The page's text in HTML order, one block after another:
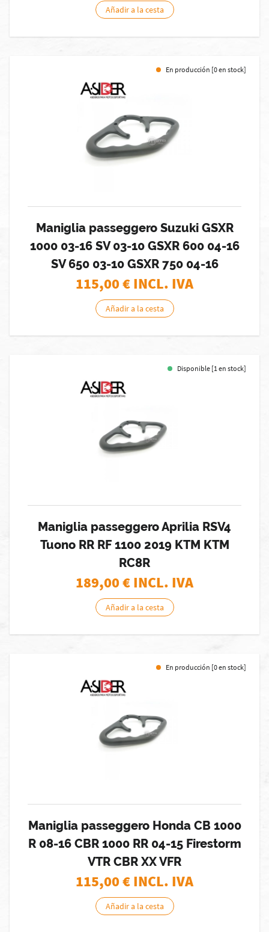
Añadir a la cesta
En producción [0 en stock]
Maniglia passeggero Suzuki GSXR
1000 03-16 SV 03-10 GSXR 600 04-16
SV 650 03-10 GSXR 750 04-16
115,00€ INCL. IVA
Añadir a la cesta
Disponible [1 en stock]
Maniglia passeggero Aprilia RSV4
Tuono RR RF 1100 2019 KTM KTM
RC8R
189,00€ INCL. IVA
Añadir a la cesta
En producción [0 en stock]
Maniglia passeggero Honda CB 1000
R 08-16 CBR 1000 RR 04-15 Firestorm
VTR CBR XX VFR
115,00€ INCL. IVA
Añadir a la cesta